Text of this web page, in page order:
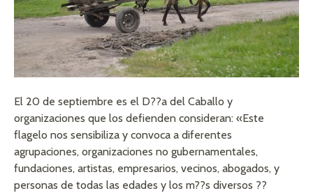
El 20 de septiembre es el D??a del Caballo y
organizaciones que los defienden consideran: «Este
flagelo nos sensibiliza y convoca a diferentes
agrupaciones, organizaciones no gubernamentales,
fundaciones, artistas, empresarios, vecinos, abogados, y
personas de todas las edades y los m??s diversos ??